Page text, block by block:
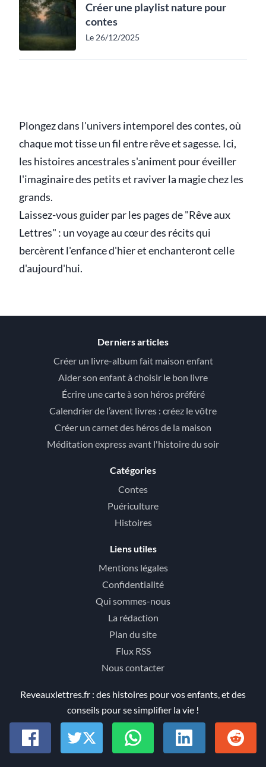
Créer une playlist nature pour
contes
Le 26/12/2025
Plongez dans l'univers intemporel des contes, où
chaque mot tisse un fil entre rêve et sagesse. Ici,
les histoires ancestrales s'animent pour éveiller
l'imaginaire des petits et raviver la magie chez les
grands.
Laissez-vous guider par les pages de "Rêve aux
Lettres" : un voyage au cœur des récits qui
bercèrent l'enfance d'hier et enchanteront celle
d'aujourd'hui.
Derniers articles
Créer un livre-album fait maison enfant
Aider son enfant à choisir le bon livre
Écrire une carte à son héros préféré
Calendrier de l’avent livres : créez le vôtre
Créer un carnet des héros de la maison
Méditation express avant l'histoire du soir
Catégories
Contes
Puériculture
Histoires
Liens utiles
Mentions légales
Confidentialité
Qui sommes-nous
La rédaction
Plan du site
Flux RSS
Nous contacter
Reveauxlettres.fr : des histoires pour vos enfants, et des
conseils pour se simplifier la vie !